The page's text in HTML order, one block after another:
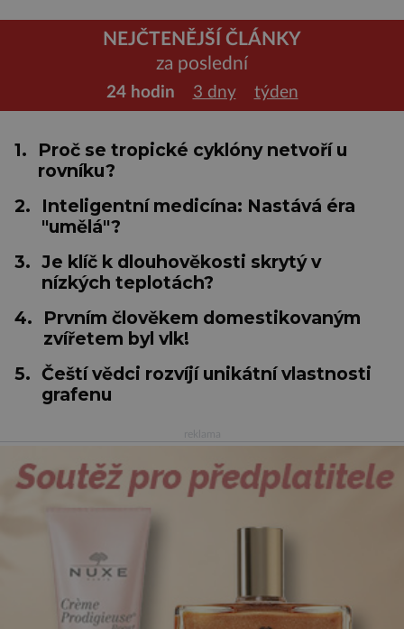
NEJČTENĚJŠÍ ČLÁNKY
za poslední
24 hodin 3 dny týden
1.
Proč se tropické cyklóny netvoří u
rovníku?
2.
Inteligentní medicína: Nastává éra
"umělá"?
3. Je klíč k dlouhověkosti skrytý v
nízkých teplotách?
4.
Prvním člověkem domestikovaným
zvířetem byl vlk!
5. Čeští vědci rozvíjí unikátní vlastnosti
grafenu